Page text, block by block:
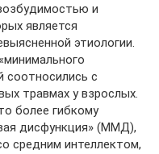
и
является
этиологии.
соотносились с
травмах у взрослых.
более гибкому
дисфункция» (ММД),
средним интеллектом,